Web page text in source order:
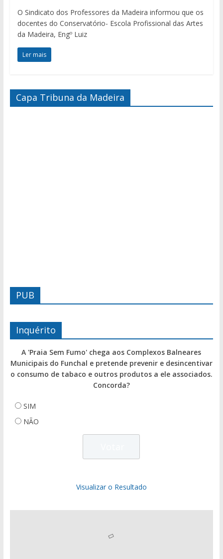
O Sindicato dos Professores da Madeira informou que os
docentes do Conservatório- Escola Profissional das Artes
da Madeira, Engº Luiz
Ler mais
Capa Tribuna da Madeira
PUB
Inquérito
A 'Praia Sem Fumo' chega aos Complexos Balneares
Municipais do Funchal e pretende prevenir e desincentivar
o consumo de tabaco e outros produtos a ele associados.
Concorda?
SIM
NÃO
Visualizar o Resultado